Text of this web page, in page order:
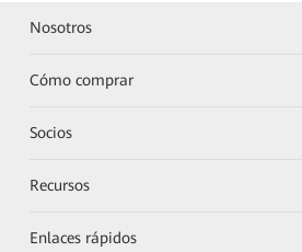
Nosotros
Cómo comprar
Socios
Recursos
Enlaces rápidos